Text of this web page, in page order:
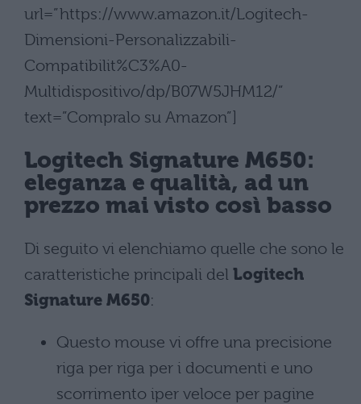
url=”https://www.amazon.it/Logitech-
Dimensioni-Personalizzabili-
Compatibilit%C3%A0-
Multidispositivo/dp/B07W5JHM12/”
text=”Compralo su Amazon”]
Logitech Signature M650:
eleganza e qualità, ad un
prezzo mai visto così basso
Di seguito vi elenchiamo quelle che sono le
caratteristiche principali del Logitech
Signature M650:
Questo mouse vi offre una precisione
riga per riga per i documenti e uno
scorrimento iper veloce per pagine